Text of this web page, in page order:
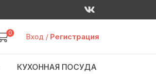
0 Вход / Регистрация
КУХОННАЯ ПОСУДА